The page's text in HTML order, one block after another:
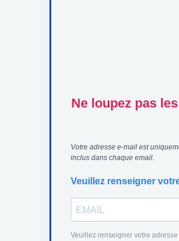
Ne loupez pas
Votre adresse e-mail est
inclus dans chaque email.
Veuillez renseigner
Veuillez renseigner votre